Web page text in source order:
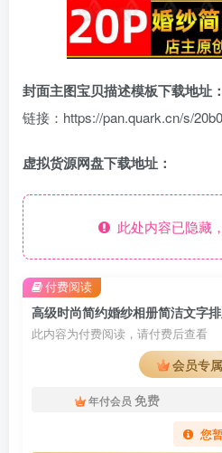
封面主图宝贝描述模板下载地址：
链接：https://pan.quark.cn/s/
虚拟货源网盘下载地址：
此处内容已隐藏
此内容为付费阅读，请付费后查看
会员专
年付会员 免费
您
付费阅读